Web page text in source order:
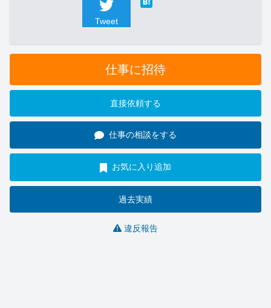
Tweet
仕事に招待
直接依頼する
仕事の相談をする
お気に入り追加
過去実績
違反報告